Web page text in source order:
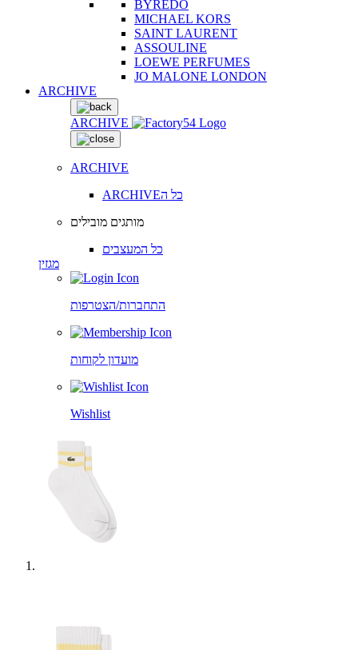
BYREDO
MICHAEL KORS
SAINT LAURENT
ASSOULINE
LOEWE PERFUMES
JO MALONE LONDON
ARCHIVE
ARCHIVE
ARCHIVE
ARCHIVEכל ה
מותגים מובילים
כל המעצבים
מגזין
התחברות/הצטרפות
מועדון לקוחות
Wishlist